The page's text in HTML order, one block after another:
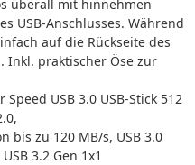
überall mit hinnehmen
USB-Anschlusses. Während
auf die Rückseite des
Inkl. praktischer Öse zur
USB 3.0 USB-Stick 512
bis zu 120 MB/s, USB 3.0
3.2 Gen 1x1